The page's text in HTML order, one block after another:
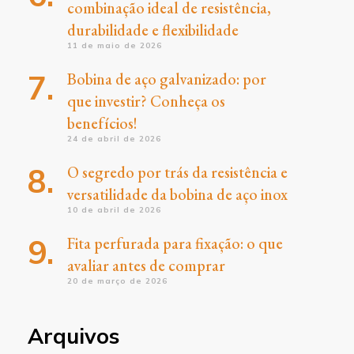
combinação ideal de resistência,
durabilidade e flexibilidade
11 de maio de 2026
Bobina de aço galvanizado: por
que investir? Conheça os
benefícios!
24 de abril de 2026
O segredo por trás da resistência e
versatilidade da bobina de aço inox
10 de abril de 2026
Fita perfurada para fixação: o que
avaliar antes de comprar
20 de março de 2026
Arquivos